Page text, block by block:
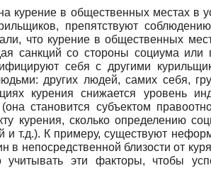
в общественных местах в
препятствуют
что курение в общественных
санкций со стороны социума или
себя с другими
других людей, самих себя,
курения снижается уровень
становится субъектом
курения, сколько определению
и т.д.). К примеру, существуют
непосредственной близости от
эти факторы, чтобы